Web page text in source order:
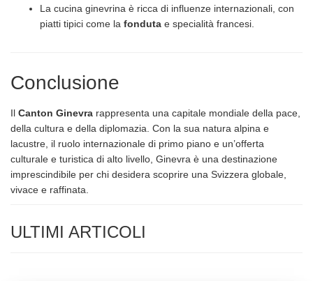
La cucina ginevrina è ricca di influenze internazionali, con
piatti tipici come la fonduta e specialità francesi.
Conclusione
Il Canton Ginevra rappresenta una capitale mondiale della pace,
della cultura e della diplomazia. Con la sua natura alpina e
lacustre, il ruolo internazionale di primo piano e un’offerta
culturale e turistica di alto livello, Ginevra è una destinazione
imprescindibile per chi desidera scoprire una Svizzera globale,
vivace e raffinata.
ULTIMI ARTICOLI